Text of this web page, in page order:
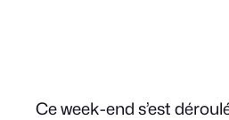
Ce week-end s’est